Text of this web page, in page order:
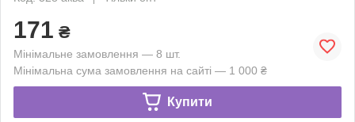
171 ₴
Мінімальне замовлення — 8 шт.
Мінімальна сума замовлення на сайті — 1 000 ₴
Купити